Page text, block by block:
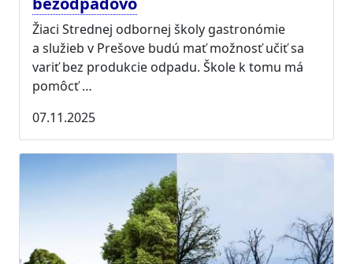
Žiaci Strednej odbornej školy gastronómie
a služieb v Prešove budú mať možnosť učiť sa
variť bez produkcie odpadu. Škole k tomu má
pomôcť …
07.11.2025